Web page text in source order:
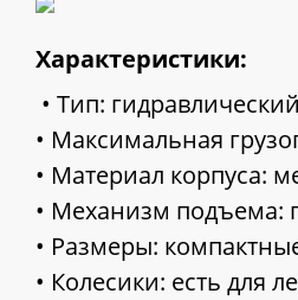
Характеристики:
• Тип:
• Максимальная
• Материал корпуса:
• Механизм подъема:
• Размеры:
• Колесики: есть для